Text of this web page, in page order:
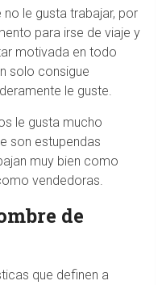
no le gusta trabajar, por
para irse de viaje y
motivada en todo
solo consigue
le guste.
le gusta mucho
son estupendas
muy bien como
vendedoras.
de
que definen a